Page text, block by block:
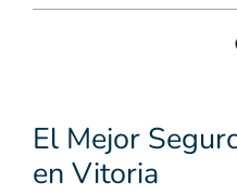
El Mejor
en Vitoria